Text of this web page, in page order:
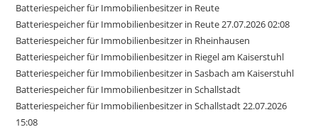
Batteriespeicher für Immobilienbesitzer in Reute
Batteriespeicher für Immobilienbesitzer in Reute 27.07.2026 02:08
Batteriespeicher für Immobilienbesitzer in Rheinhausen
Batteriespeicher für Immobilienbesitzer in Riegel am Kaiserstuhl
Batteriespeicher für Immobilienbesitzer in Sasbach am Kaiserstuhl
Batteriespeicher für Immobilienbesitzer in Schallstadt
Batteriespeicher für Immobilienbesitzer in Schallstadt 22.07.2026
15:08